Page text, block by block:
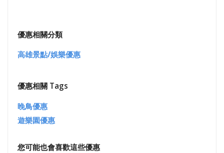
優惠相關分類
高雄景點/娛樂優惠
優惠相關 Tags
晚鳥優惠
遊樂園優惠
您可能也會喜歡這些優惠